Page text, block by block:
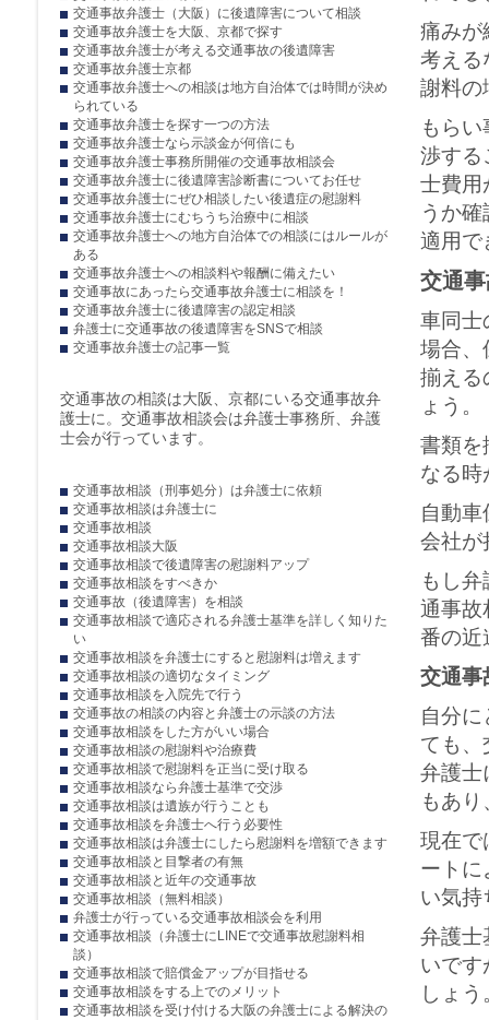
交通事故弁護士（大阪）に後遺障害について相談
交通事故弁護士を大阪、京都で探す
交通事故弁護士が考える交通事故の後遺障害
交通事故弁護士京都
交通事故弁護士への相談は地方自治体では時間が決め
られている
交通事故弁護士を探す一つの方法
交通事故弁護士なら示談金が何倍にも
交通事故弁護士事務所開催の交通事故相談会
交通事故弁護士に後遺障害診断書についてお任せ
交通事故弁護士にぜひ相談したい後遺症の慰謝料
交通事故弁護士にむちうち治療中に相談
交通事故弁護士への地方自治体での相談にはルールが
ある
交通事故弁護士への相談料や報酬に備えたい
交通事故にあったら交通事故弁護士に相談を！
交通事故弁護士に後遺障害の認定相談
弁護士に交通事故の後遺障害をSNSで相談
交通事故弁護士の記事一覧
交通事故の相談は大阪、京都にいる交通事故弁
護士に。交通事故相談会は弁護士事務所、弁護
士会が行っています。
交通事故相談（刑事処分）は弁護士に依頼
交通事故相談は弁護士に
交通事故相談
交通事故相談大阪
交通事故相談で後遺障害の慰謝料アップ
交通事故相談をすべきか
交通事故（後遺障害）を相談
交通事故相談で適応される弁護士基準を詳しく知りた
い
交通事故相談を弁護士にすると慰謝料は増えます
交通事故相談の適切なタイミング
交通事故相談を入院先で行う
交通事故の相談の内容と弁護士の示談の方法
交通事故相談をした方がいい場合
交通事故相談の慰謝料や治療費
交通事故相談で慰謝料を正当に受け取る
交通事故相談なら弁護士基準で交渉
交通事故相談は遺族が行うことも
交通事故相談を弁護士へ行う必要性
交通事故相談は弁護士にしたら慰謝料を増額できます
交通事故相談と目撃者の有無
交通事故相談と近年の交通事故
交通事故相談（無料相談）
弁護士が行っている交通事故相談会を利用
交通事故相談（弁護士にLINEで交通事故慰謝料相
談）
交通事故相談で賠償金アップが目指せる
交通事故相談をする上でのメリット
交通事故相談を受け付ける大阪の弁護士による解決の
痛みが
考える
謝料の
もら
渉する
士費用
うか
適用で
交通
車同士
場合、
揃える
ょう。
書類を
なる時
自動
会社が
もし
通事故
番の近
交通事
自分
ても、
弁護士
もあ
現在で
ートに
い気持
弁護士
いです
しょう